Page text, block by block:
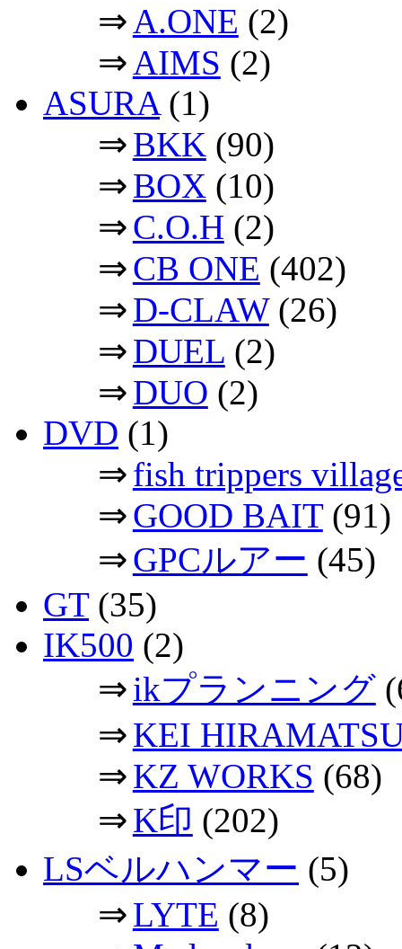
⇒A.ONE (2)
⇒AIMS (2)
ASURA(1)
⇒BKK (90)
⇒BOX (10)
⇒C.O.H (2)
⇒CB ONE (402)
⇒D-CLAW(26)
⇒DUEL (2)
⇒DUO (2)
DVD (1)
⇒fish trippers
⇒GOOD BAIT(91)
⇒GPCルアー (45)
GT(35)
IK500 (2)
⇒ikプランニング
⇒KEI
⇒KZ WORKS (68)
⇒K印 (202)
LSベルハンマー (5)
⇒LYTE (8)